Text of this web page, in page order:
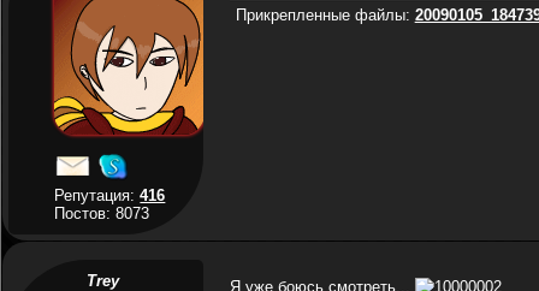
Репутация:416
Постов: 8073
Прикрепленные файлы:
Trey Я уже боюсь смотреть...